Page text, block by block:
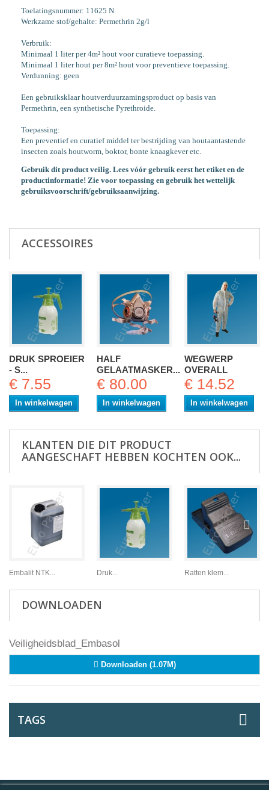
Toelatingsnummer: 11625 N
Werkzame stof/gehalte: Permethrin 2g/l
Verbruik:
Minimaal 1 liter per 4m² hout voor curatieve toepassing.
Minimaal 1 liter hout per 8m² hout voor preventieve toepassing.
Verdunning: geen
Een gebruiksklaar houtverduurzamingsproduct op basis van
Permethrin, een synthetische Pyrethroide.
Toepassing:
Een preventief en curatief middel ter bestrijding van houtaantastende
insecten zoals houtworm, boktor, bonte knaagkever etc.
Gebruik dit product veilig. Lees vóór gebruik eerst het etiket en de
productinformatie! Zie voor toepassing en gebruik het wettelijk
gebruiksvoorschrift/gebruiksaanwijzing.
ACCESSOIRES
DRUK SPROEIER
- S...
€ 7.55
In winkelwagen
HALF
GELAATMASKER...
€ 80.00
In winkelwagen
WEGWERP
OVERALL
€ 14.52
In winkelwagen
KLANTEN DIE DIT PRODUCT
AANGESCHAFT HEBBEN KOCHTEN OOK...
Embalit NTK... Druk... Ratten klem...
DOWNLOADEN
Veiligheidsblad_Embasol
Downloaden (1.07M)
TAGS